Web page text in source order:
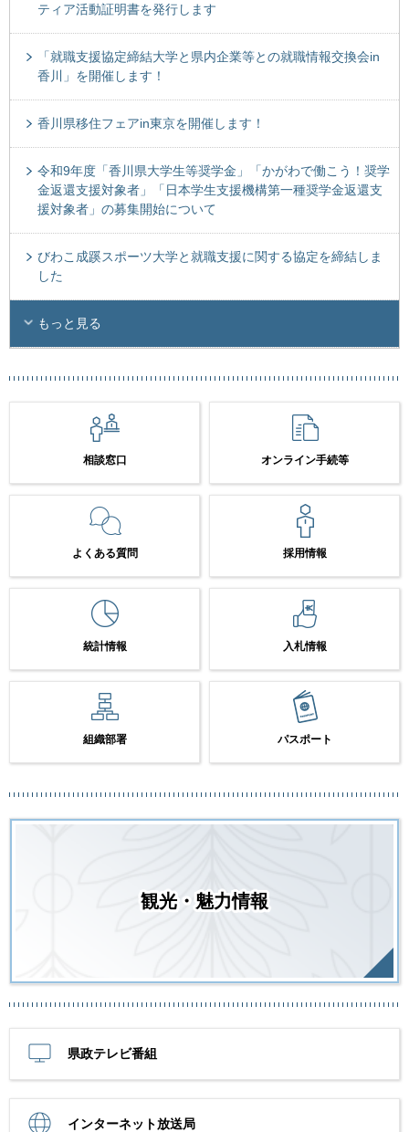
ティア活動証明書を発行します
「就職支援協定締結大学と県内企業等との就職情報交換会in
香川」を開催します！
香川県移住フェアin東京を開催します！
令和9年度「香川県大学生等奨学金」「かがわで働こう！奨学
金返還支援対象者」「日本学生支援機構第一種奨学金返還支
援対象者」の募集開始について
びわこ成蹊スポーツ大学と就職支援に関する協定を締結しま
した
もっと見る
相談窓口 オンライン手続等
よくある質問 採用情報
統計情報 入札情報
組織部署 パスポート
観光・魅力情報
県政テレビ番組
インターネット放送局